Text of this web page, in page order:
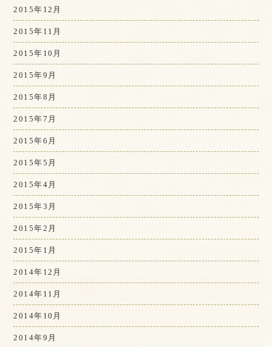
2015年12月
2015年11月
2015年10月
2015年9月
2015年8月
2015年7月
2015年6月
2015年5月
2015年4月
2015年3月
2015年2月
2015年1月
2014年12月
2014年11月
2014年10月
2014年9月